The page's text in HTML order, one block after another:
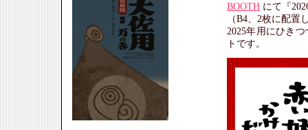
BOOTH にて『
（B4、2枚に配
2025年用にひき
トです。